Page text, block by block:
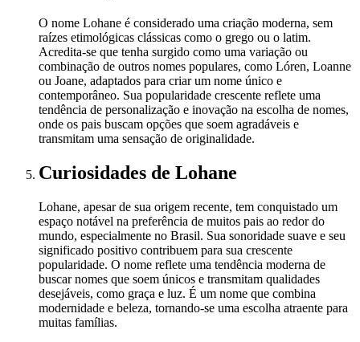
O nome Lohane é considerado uma criação moderna, sem
raízes etimológicas clássicas como o grego ou o latim.
Acredita-se que tenha surgido como uma variação ou
combinação de outros nomes populares, como Lóren, Loanne
ou Joane, adaptados para criar um nome único e
contemporâneo. Sua popularidade crescente reflete uma
tendência de personalização e inovação na escolha de nomes,
onde os pais buscam opções que soem agradáveis e
transmitam uma sensação de originalidade.
Curiosidades de Lohane
Lohane, apesar de sua origem recente, tem conquistado um
espaço notável na preferência de muitos pais ao redor do
mundo, especialmente no Brasil. Sua sonoridade suave e seu
significado positivo contribuem para sua crescente
popularidade. O nome reflete uma tendência moderna de
buscar nomes que soem únicos e transmitam qualidades
desejáveis, como graça e luz. É um nome que combina
modernidade e beleza, tornando-se uma escolha atraente para
muitas famílias.